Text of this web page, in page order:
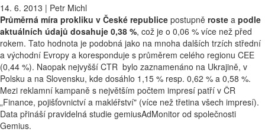
14. 6. 2013 | Petr Michl
Průměrná míra prokliku v České republice postupně roste a podle
aktuálních údajů dosahuje 0,38 %, což je o 0,06 % více než před
rokem. Tato hodnota je podobná jako na mnoha dalších trzích střední
a východní Evropy a koresponduje s průměrem celého regionu CEE
(0,44 %). Naopak nejvyšší CTR bylo zaznamenáno na Ukrajině, v
Polsku a na Slovensku, kde dosáhlo 1,15 % resp. 0,62 % a 0,58 %.
Mezi reklamní kampaně s největším počtem impresí patří v ČR
„Finance, pojišťovnictví a makléřství" (více než třetina všech impresí).
Data přináší pravidelná studie gemiusAdMonitor od společnosti
Gemius.